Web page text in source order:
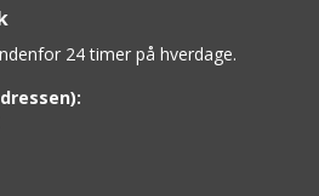
24 timer på hverdage.